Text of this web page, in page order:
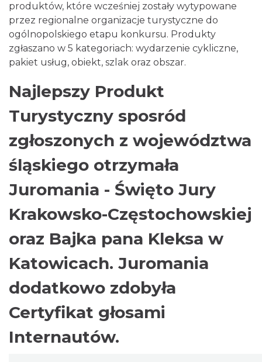
produktów, które wcześniej zostały wytypowane
przez regionalne organizacje turystyczne do
ogólnopolskiego etapu konkursu. Produkty
zgłaszano w 5 kategoriach: wydarzenie cykliczne,
pakiet usług, obiekt, szlak oraz obszar.
Najlepszy Produkt
Turystyczny sposród
zgłoszonych z województwa
śląskiego otrzymała
Juromania - Święto Jury
Krakowsko-Częstochowskiej
oraz Bajka pana Kleksa w
Katowicach. Juromania
dodatkowo zdobyła
Certyfikat głosami
Internautów.